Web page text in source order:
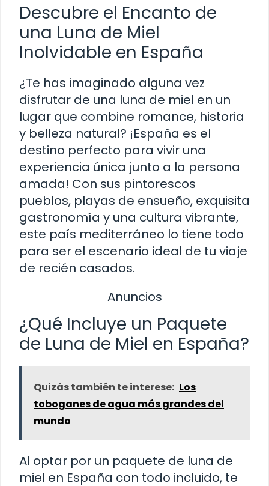
Descubre el Encanto de
una Luna de Miel
Inolvidable en España
¿Te has imaginado alguna vez
disfrutar de una luna de miel en un
lugar que combine romance, historia
y belleza natural? ¡España es el
destino perfecto para vivir una
experiencia única junto a la persona
amada! Con sus pintorescos
pueblos, playas de ensueño, exquisita
gastronomía y una cultura vibrante,
este país mediterráneo lo tiene todo
para ser el escenario ideal de tu viaje
de recién casados.
Anuncios
¿Qué Incluye un Paquete
de Luna de Miel en España?
Quizás también te interese: Los
toboganes de agua más grandes del
mundo
Al optar por un paquete de luna de
miel en España con todo incluido, te